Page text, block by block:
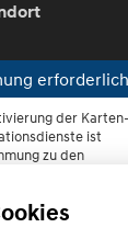
Koblenz-Rauental
erforderlich
der Karten-
ist
zu den